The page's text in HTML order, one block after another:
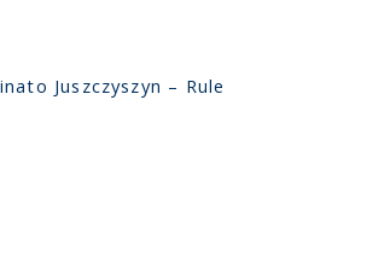
Juszczyszyn – Rule